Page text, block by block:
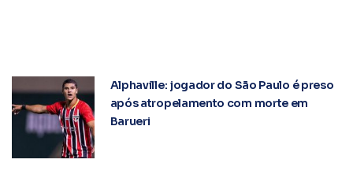
Alphaville: jogador do São Paulo é preso
após atropelamento com morte em
Barueri